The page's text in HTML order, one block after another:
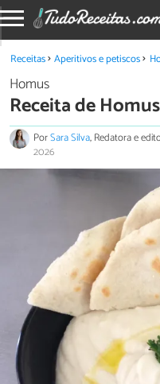
Receitas Aperitivos e petiscos
Homus
Receita de
PorSara Silva, Redatora e
2026